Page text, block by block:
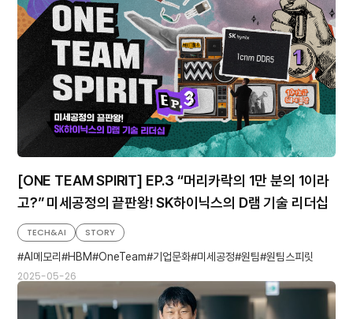
[ONE TEAM SPIRIT] EP.3 “머리카락의 1만 분의 1이라
고?” 미세공정의 끝판왕! SK하이닉스의 D램 기술 리더십
2025-05-26
TECH&AI
STORY
AI메모리
HBM OneTeam 기업문화 미세공정 원팀 원팀스피릿